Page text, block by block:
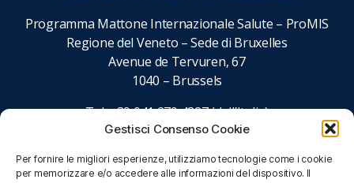
Gestisci Consenso Cookie
Per fornire le migliori esperienze, utilizziamo tecnologie come i cookie
per memorizzare e/o accedere alle informazioni del dispositivo. Il
Programma Mattone Internazionale Salute – ProMIS
Regione del Veneto – Sede di Bruxelles
Avenue de Tervuren, 67
1040 – Brussels
Tel. +39 041 279 4827 (dall’Italia)
+32 027 437 027 (dall’estero)